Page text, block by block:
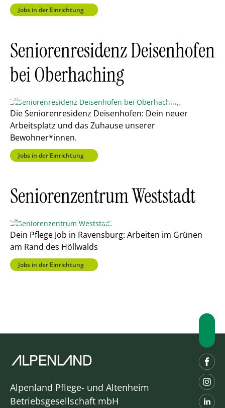
Jobs in der Einrichtung
Seniorenresidenz Deisenhofen
bei Oberhaching
Die Seniorenresidenz Deisenhofen: Dein neuer
Arbeitsplatz und das Zuhause unserer
Bewohner*innen.
Jobs in der Einrichtung
Seniorenzentrum Weststadt
Dein Pflege Job in Ravensburg: Arbeiten im Grünen
am Rand des Höllwalds
Jobs in der Einrichtung
Alpenland Pflege- und Altenheim
Betriebsgesellschaft mbH